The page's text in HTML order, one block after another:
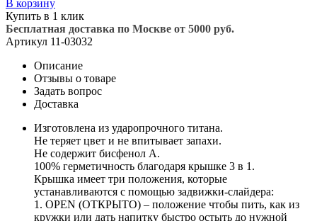
В корзину
Купить в 1 клик
Бесплатная доставка по Москве от 5000 руб.
Артикул 11-03032
Описание
Отзывы о товаре
Задать вопрос
Доставка
Изготовлена из ударопрочного титана.
Не теряет цвет и не впитывает запахи.
Не содержит бисфенол А.
100% герметичность благодаря крышке 3 в 1.
Крышка имеет три положения, которые
устанавливаются с помощью задвижки-слайдера:
1. OPEN (ОТКРЫТО) – положение чтобы пить, как из
кружки или дать напитку быстро остыть до нужной